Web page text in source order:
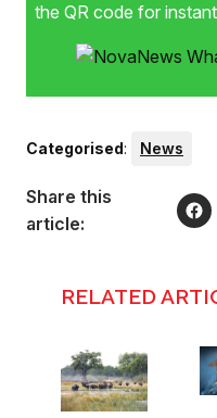
the QR code for
Categorised: News
Share this
article:
RELATED